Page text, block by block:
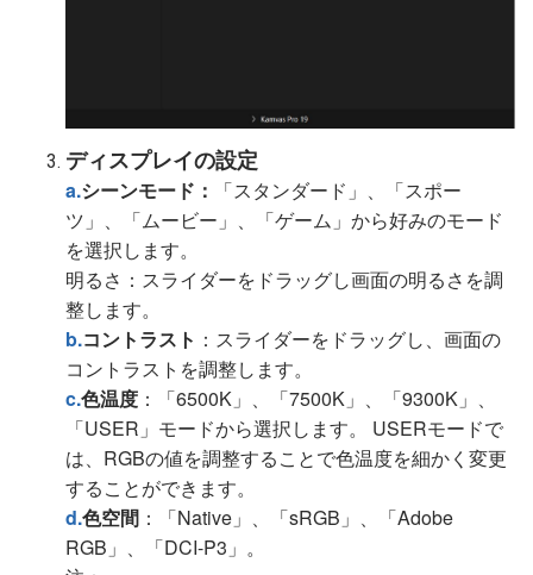
ディスプレイの設定
a.シーンモード：
「スタンダード」、「スポー
ツ」、「ムービー」、「ゲーム」から好みのモード
を選択します。
明るさ：スライダーをドラッグし画面の明るさを調
整します。
b.コントラスト ：スライダーをドラッグし、画面の
コントラストを調整します。
c.色温度 ：「6500K」、「7500K」、「9300K」、
「USER」モードから選択します。 USERモードで
は、RGBの値を調整することで色温度を細かく変更
することができます。
d.色空間 ：「Native」、「sRGB」、「Adobe
RGB」、「DCI-P3」。